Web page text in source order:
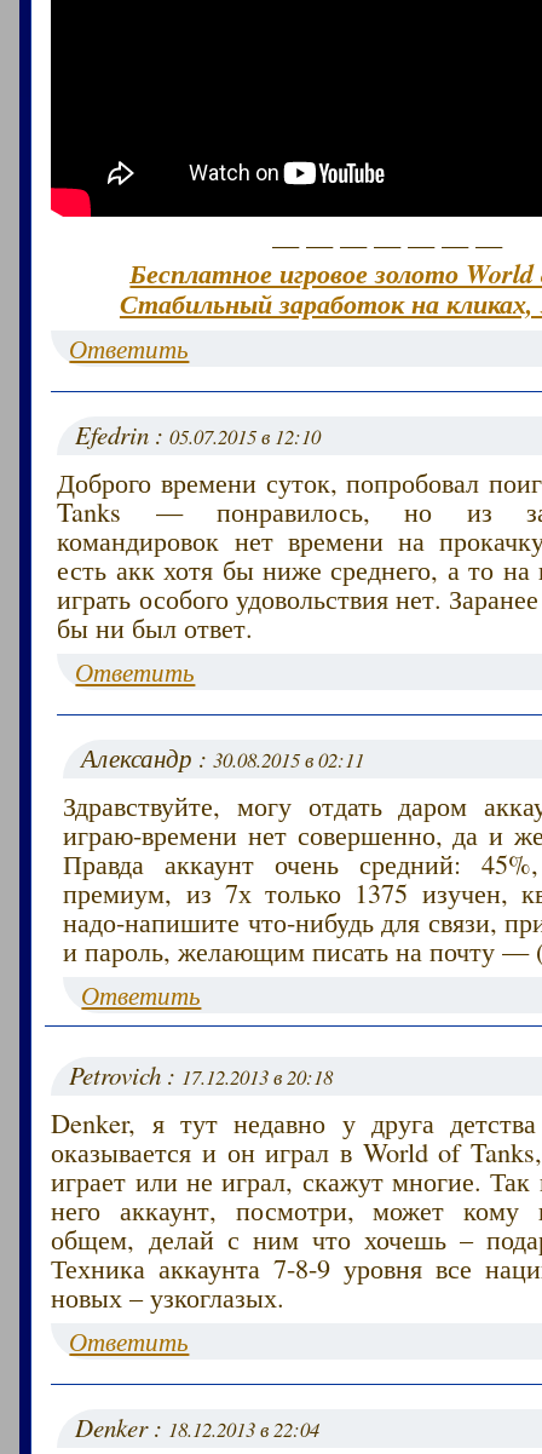
— — — — — — —
Бесплатное игровое золото
Стабильный заработок на кликах,
Ответить
Efedrin :05.07.2015 в 12:10
Доброго времени суток, попробовал
Tanks — понравилось, но из за
командировок нет времени на
есть акк хотя бы ниже среднего, а то на
играть особого удовольствия нет.
бы ни был ответ.
Ответить
Александр :30.08.2015 в 02:11
Здравствуйте, могу отдать даром
играю-времени нет совершенно, да и
Правда аккаунт очень средний:
премиум, из 7х только 1375 изучен,
надо-напишите что-нибудь для связи,
и пароль, желающим писать на почту —
Ответить
Petrovich : 17.12.2013 в 20:18
Denker, я тут недавно у друга
оказывается и он играл в World of
играет или не играл, скажут многие. Так
него аккаунт, посмотри, может кому
общем, делай с ним что хочешь –
Техника аккаунта 7-8-9 уровня все
новых – узкоглазых.
Ответить
Denker : 18.12.2013 в 22:04